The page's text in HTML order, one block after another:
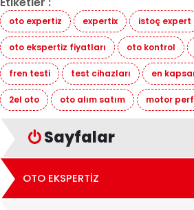
oto expertiz expertix istoç expert
oto ekspertiz fiyatları oto kontrol
fren testi test cihazları en
2el oto oto alım satım motor
Sayfalar
OTO EKSPERTİZ